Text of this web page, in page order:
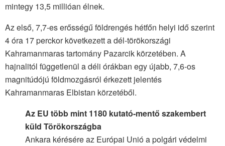
mintegy 13,5 millióan élnek.
Az első, 7,7-es erősségű földrengés hétfőn helyi idő szerint
4 óra 17 perckor következett a dél-törökországi
Kahramanmaras tartomány Pazarcik körzetében. A
hajnalitól függetlenül a déli órákban egy újabb, 7,6-os
magnitúdójú földmozgásról érkezett jelentés
Kahramanmaras Elbistan körzetéből.
Az EU több mint 1180 kutató-mentő szakembert
küld Törökországba
Ankara kérésére az Európai Unió a polgári védelmi